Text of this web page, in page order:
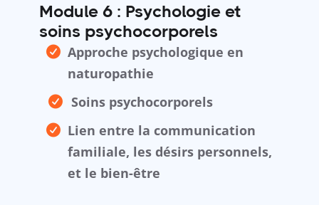
Module 6 : Psychologie et
soins psychocorporels
Approche psychologique en
naturopathie
Soins psychocorporels
Lien entre la communication
familiale, les désirs personnels,
et le bien-être